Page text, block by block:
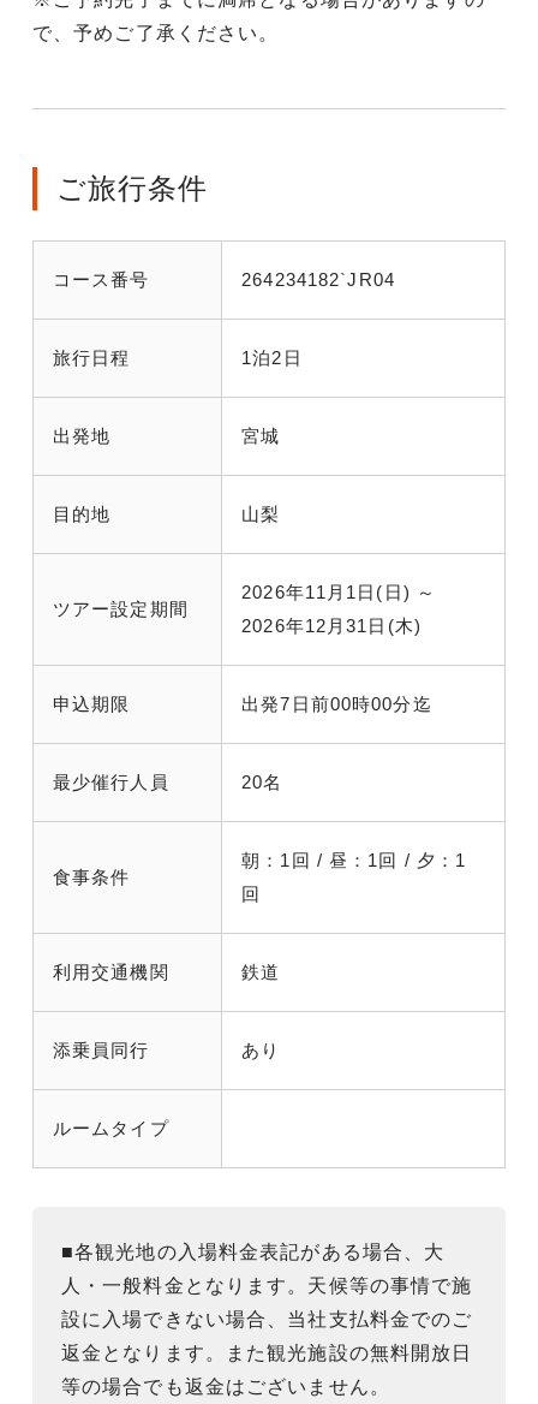
で、予めご了承ください。
ご旅行条件
コース番号 264234182`JR04
旅行日程 1泊2日
出発地 宮城
目的地 山梨
ツアー設定期間
2026年11月1日(日) ～
2026年12月31日(木)
申込期限 出発7日前00時00分迄
最少催行人員 20名
食事条件
朝：1回 / 昼：1回 / 夕：1
回
利用交通機関 鉄道
添乗員同行 あり
ルームタイプ
■各観光地の入場料金表記がある場合、大
人・一般料金となります。天候等の事情で施
設に入場できない場合、当社支払料金でのご
返金となります。また観光施設の無料開放日
等の場合でも返金はございません。